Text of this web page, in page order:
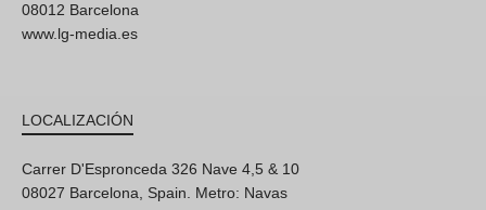
08012 Barcelona
www.lg-media.es
LOCALIZACIÓN
Carrer D'Espronceda 326 Nave 4,5 & 10
08027 Barcelona, Spain. Metro: Navas